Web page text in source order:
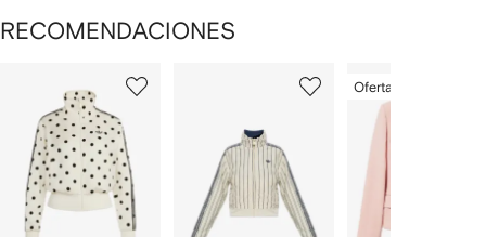
RECOMENDACIONES
de